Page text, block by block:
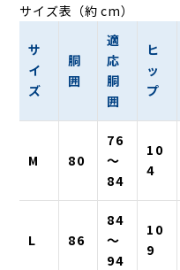
サイズ表（約 cm）
サ
イ
ズ
胴
囲
適
応
胴
囲
ヒ
ッ
プ
M 80
76
〜
84
10
4
L 86
84
〜
94
10
9